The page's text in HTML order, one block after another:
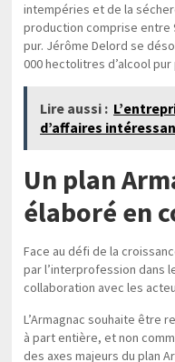
intempéries et de la
production comprise entre
pur. Jérôme Delord se
000 hectolitres d’alcool
Lire aussi :
d’affaires
Un plan
élaboré en
Face au défi de la
par l’interprofession dans
collaboration avec les
L’Armagnac souhaite être
à part entière, et non
des axes majeurs du plan